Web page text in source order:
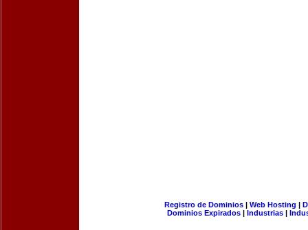
Registro de Dominios| Web Hosting |
Dominios Expirados | Industrias |